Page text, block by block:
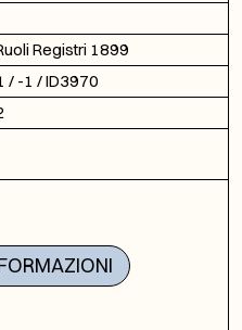
Registri 1899
/ -1 / ID3970